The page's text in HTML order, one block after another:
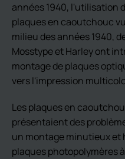
années 1940, l'utilisation
plaques en caoutchouc
milieu des années 1940,
Mosstype et Harley ont
montage de plaques
vers l'impression
Les plaques en
présentaient des
un montage minutieux et
plaques photopolymères